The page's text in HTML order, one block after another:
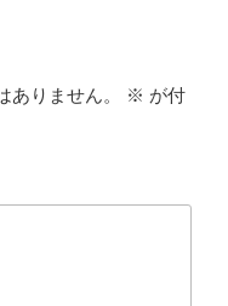
ありません。 ※ が付